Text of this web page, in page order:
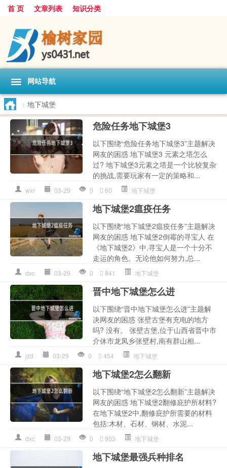
首 页 文章列表 知识分类
网站导航
> 地下城堡
危险任务地下城堡3
以下围绕“危险任务地下城堡3”主题解决
网友的困惑 地下城堡3 元素之塔怎么
过? 地下城堡3元素之塔是一个比较复杂
的挑战,需要玩家有一定的策略和...
wxr 03-29 0 60 地下城堡
地下城堡2瘟疫任务
以下围绕“地下城堡2瘟疫任务”主题解决
网友的困惑 地下城堡2倒霉的寻宝人 在
《地下城堡2》中,寻宝人是一个十分不
走运的角色。无论他如何努力,总...
dxc 03-29 0 841 地下城堡
晋中地下城堡怎么进
以下围绕“晋中地下城堡怎么进”主题解
决网友的困惑 张壁古堡有充电的地方
吗? 没有。 张壁古堡,位于山西省晋中市
介休市龙凤乡张壁村,南有群山相...
jzd 03-29 0 454 地下城堡
地下城堡2怎么翻新
以下围绕“地下城堡2怎么翻新”主题解决
网友的困惑 地下城堡2翻修庇护所材料?
在地下城堡2中,翻修庇护所需要的材料
包括:木材、石材、钢材、水泥...
dxc 03-29 0 903 地下城堡
地下城堡最强兵种排名